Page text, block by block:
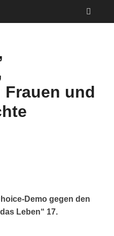
und
Demo gegen den
Leben“ 17.